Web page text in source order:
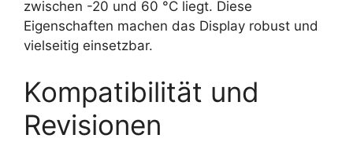
zwischen -20 und 60 °C liegt. Diese
Eigenschaften machen das Display robust und
vielseitig einsetzbar.
Kompatibilität und
Revisionen